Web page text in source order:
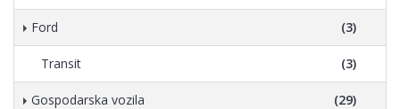
Ford (3)
Transit (3)
Gospodarska vozila (29)